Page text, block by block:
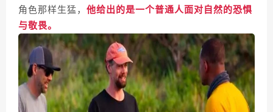
角色那样生猛， 他给出的是一个普通人面对自然的恐惧
与敬畏。